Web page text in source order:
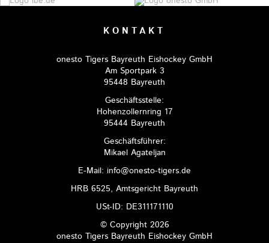
KONTAKT
onesto Tigers Bayreuth Eishockey GmbH
Am Sportpark 3
95448 Bayreuth
Geschäftsstelle:
Hohenzollernring 17
95444 Bayreuth
Geschäftsführer:
Mikael Agateljan
E-Mail: info@onesto-tigers.de
HRB 6525, Amtsgericht Bayreuth
USt-ID: DE311171110
© Copyright 2026
onesto Tigers Bayreuth Eishockey GmbH